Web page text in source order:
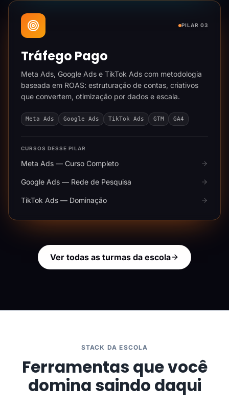
PILAR 03
Tráfego Pago
Meta Ads, Google Ads e TikTok Ads com metodologia
baseada em ROAS: estruturação de contas, criativos
que convertem, otimização por dados e escala.
Meta Ads Google Ads TikTok Ads GTM GA4
CURSOS DESSE PILAR
Meta Ads — Curso Completo
Google Ads — Rede de Pesquisa
TikTok Ads — Dominação
Ver todas as turmas da escola
STACK DA ESCOLA
Ferramentas que você
domina saindo daqui